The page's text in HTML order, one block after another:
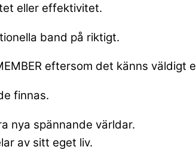
eller effektivitet.
band på riktigt.
eftersom det känns väldigt
finnas.
nya spännande världar.
av sitt eget liv.